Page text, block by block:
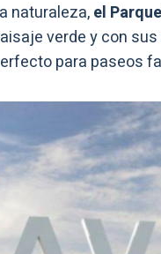
naturaleza,el
verde y con
para paseos